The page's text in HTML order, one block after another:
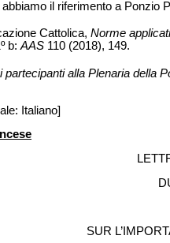
il riferimento a Ponzio
Cattolica, Norme
b:AAS 110 (2018), 149.
partecipanti alla Plenaria della
Italiano]
SUR